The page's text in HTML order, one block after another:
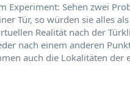
Experiment: Sehen zwei
Tür, so würden sie alles
Realität nach der
nach einem anderen
auch die Lokalitäten der